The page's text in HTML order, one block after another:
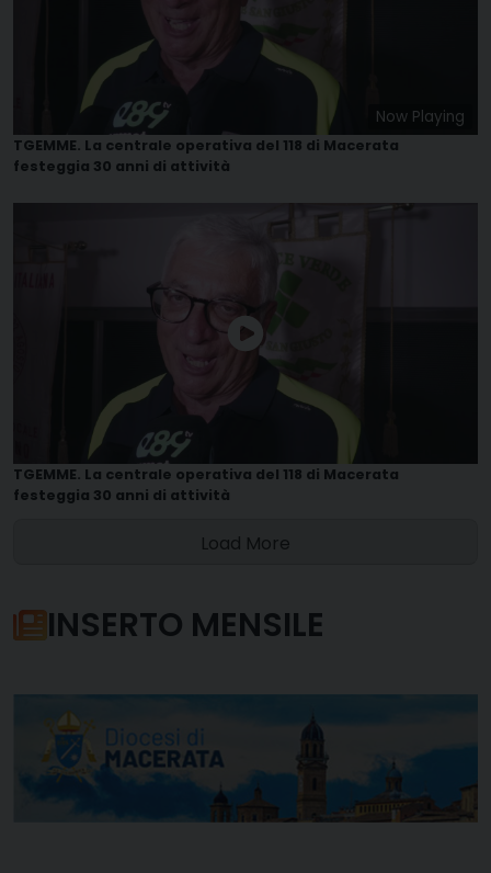
Now Playing
TGEMME. La centrale operativa del 118 di Macerata
festeggia 30 anni di attività
TGEMME. La centrale operativa del 118 di Macerata
festeggia 30 anni di attività
Load More
INSERTO MENSILE